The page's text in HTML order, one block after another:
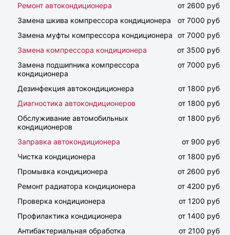
Ремонт автокондиционера
от 2600 руб
Замена шкива компрессора кондиционера
от 7000 руб
Замена муфты компрессора кондиционера
от 7000 руб
Замена компрессора кондиционера
от 3500 руб
Замена подшипника компрессора
кондиционера
от 7000 руб
Дезинфекция автокондиционера
от 1800 руб
Диагностика автокондиционеров
от 1800 руб
Обслуживание автомобильных
кондиционеров
от 1800 руб
Заправка автокондиционера
от 900 руб
Чистка кондиционера
от 1800 руб
Промывка кондиционера
от 2600 руб
Ремонт радиатора кондиционера
от 4200 руб
Проверка кондиционера
от 1200 руб
Профилактика кондиционера
от 1400 руб
Антибактериальная обработка
от 2100 руб